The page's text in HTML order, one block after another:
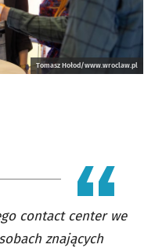
Tomasz Hołod/www.wroclaw.pl
contact center we
znających